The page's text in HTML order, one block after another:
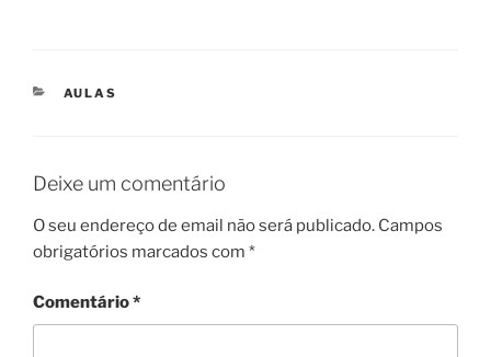
CATEGORIAS
AULAS
Deixe um comentário
O seu endereço de email não será publicado. Campos
obrigatórios marcados com *
Comentário*